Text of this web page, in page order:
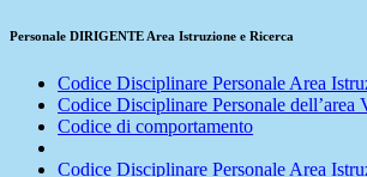
Personale DIRIGENTE Area Istruzione e Ricerca
Codice Disciplinare Personale Area
Codice Disciplinare Personale dell’area
Codice di comportamento
Codice Disciplinare Personale Area